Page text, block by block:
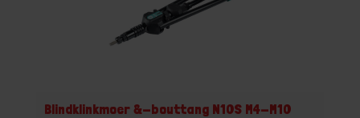
Blindklinkmoer &-bouttang N10S M4-M10